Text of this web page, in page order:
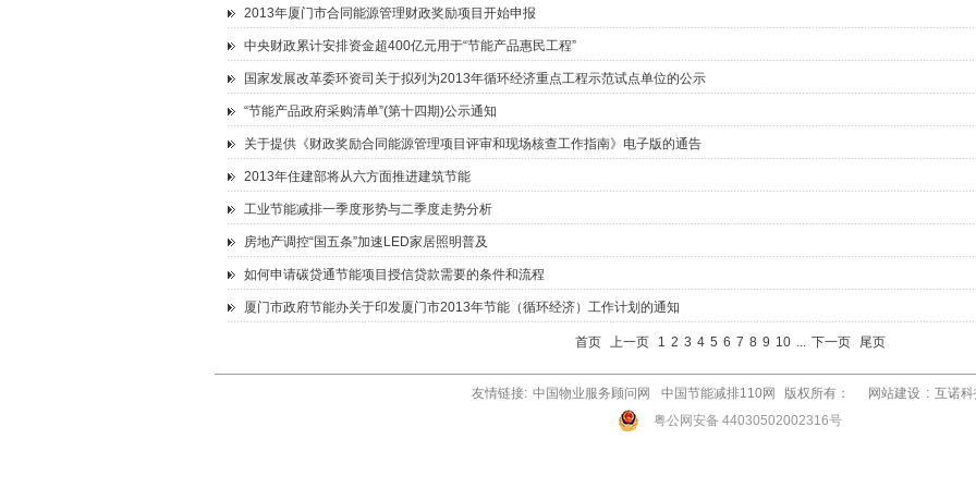
2013年厦门市合同能源管理财政奖励项目开始申报
中央财政累计安排资金超400亿元用于“节能产品惠民工程”
国家发展改革委环资司关于拟列为2013年循环经济重点工程示范试点单位的公示
“节能产品政府采购清单”(第十四期)公示通知
关于提供《财政奖励合同能源管理项目评审和现场核查工作指南》电子版的通告
2013年住建部将从六方面推进建筑节能
工业节能减排一季度形势与二季度走势分析
房地产调控“国五条”加速LED家居照明普及
如何申请碳贷通节能项目授信贷款需要的条件和流程
厦门市政府节能办关于印发厦门市2013年节能（循环经济）工作计划的通知
首页 上一页 1 2 3 4 5 6 7 8 9 10 ... 下一页 尾页
友情链接: 中国物业服务顾问网 中国节能减排110网 版权所有： 网站建设 : 互诺
粤公网安备 44030502002316号